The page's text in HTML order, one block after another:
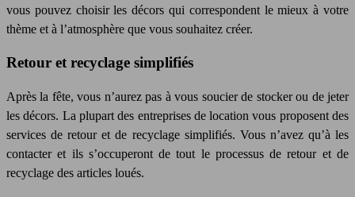
vous pouvez choisir les décors qui correspondent le mieux à votre
thème et à l’atmosphère que vous souhaitez créer.
Retour et recyclage simplifiés
Après la fête, vous n’aurez pas à vous soucier de stocker ou de jeter
les décors. La plupart des entreprises de location vous proposent des
services de retour et de recyclage simplifiés. Vous n’avez qu’à les
contacter et ils s’occuperont de tout le processus de retour et de
recyclage des articles loués.